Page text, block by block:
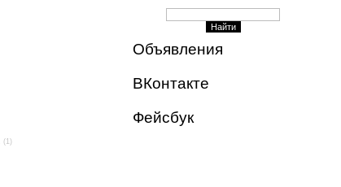
(1)
Объявления
ВКонтакте
Фейсбук